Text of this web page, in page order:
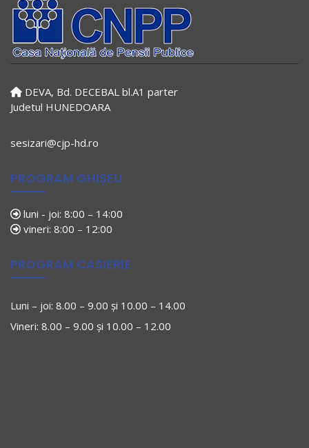
DEVA, Bd. DECEBAL bl.A1 parter
Judetul HUNEDOARA
sesizari@cjp-hd.ro
PROGRAM GHIȘEU
luni - joi: 8:00 – 14:00
vineri: 8:00 – 12:00
PROGRAM CASIERIE
Luni – joi: 8.00 – 9.00 și 10.00 – 14.00
Vineri: 8.00 – 9.00 și 10.00 – 12.00